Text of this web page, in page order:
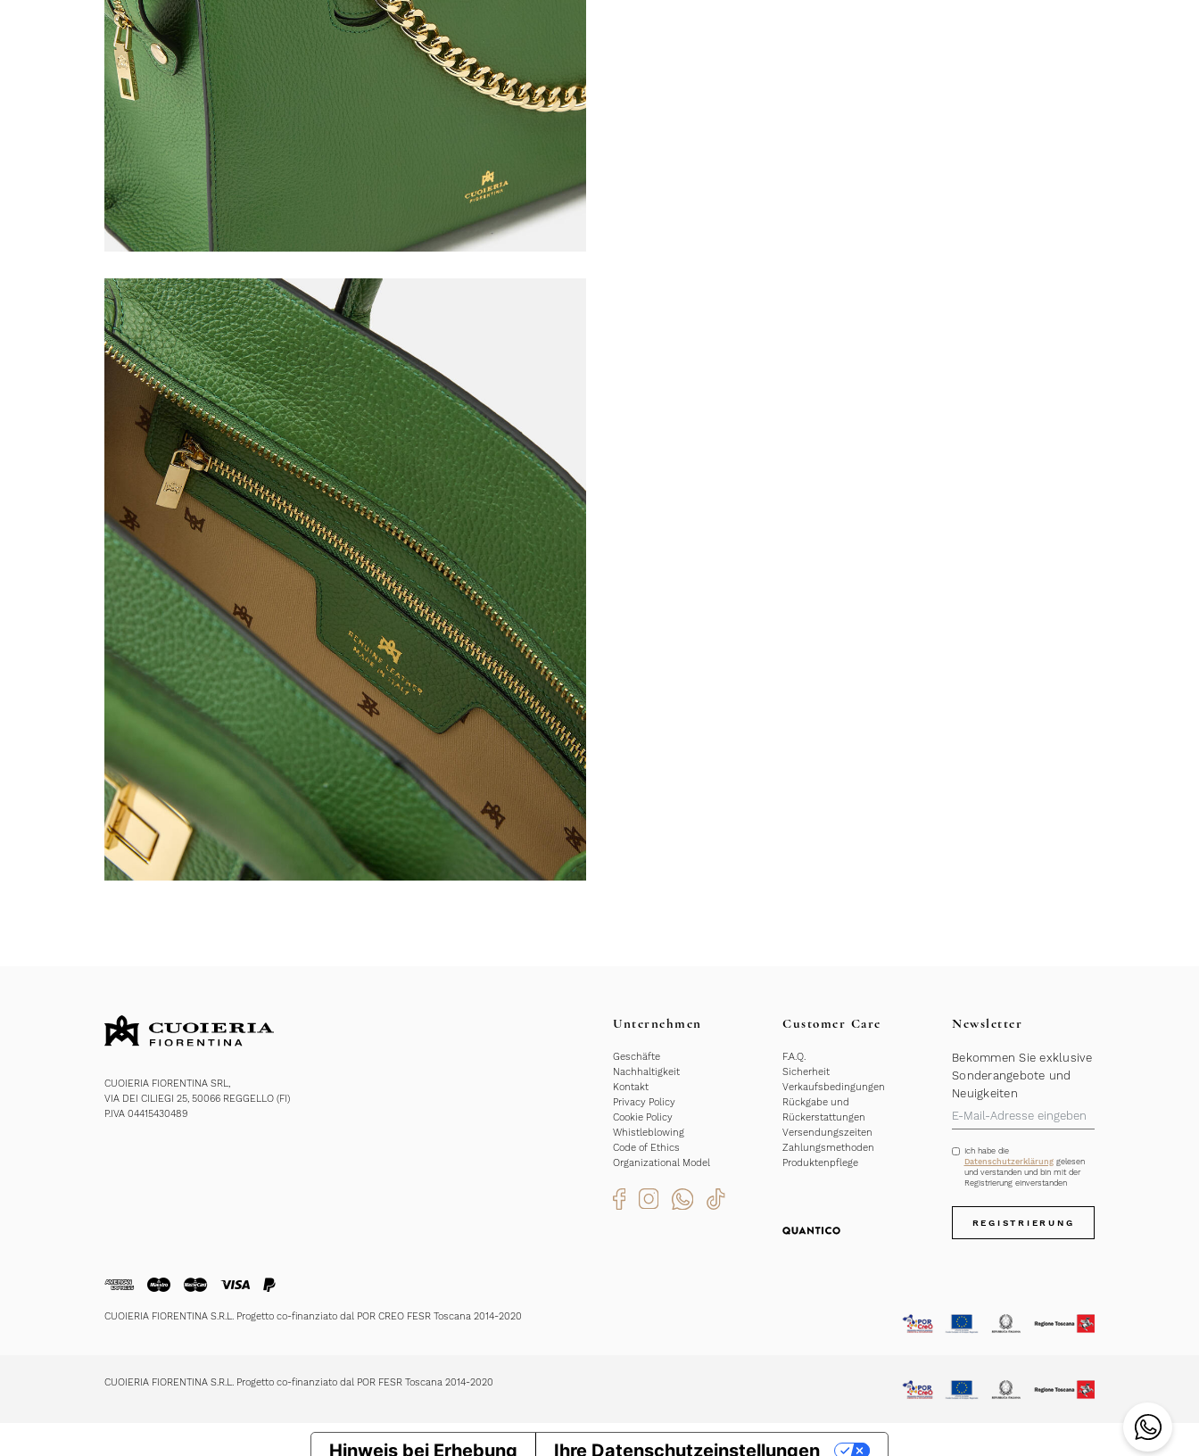
CUOIERIA FIORENTINA SRL,
VIA DEI CILIEGI 25, 50066 REGGELLO (FI)
P.IVA 04415430489
Unternehmen
Geschäfte
Nachhaltigkeit
Kontakt
Privacy Policy
Cookie Policy
Whistleblowing
Code of Ethics
Organizational Model
Customer Care
F.A.Q.
Sicherheit
Verkaufsbedingungen
Rückgabe und
Rückerstattungen
Versendungszeiten
Zahlungsmethoden
Produktenpflege
Newsletter
Bekommen Sie exklusive
Sonderangebote und
Neuigkeiten
Ich habe die
Datenschutzerklärunggelesen
und verstanden und bin mit der
Registrierung einverstanden
REGISTRIERUNG
CUOIERIA FIORENTINA S.R.L. Progetto co-finanziato dal POR CREO FESR Toscana 2014-2020
CUOIERIA FIORENTINA S.R.L. Progetto co-finanziato dal POR FESR Toscana 2014-2020
Hinweis bei Erhebung Ihre Datenschutzeinstellungen